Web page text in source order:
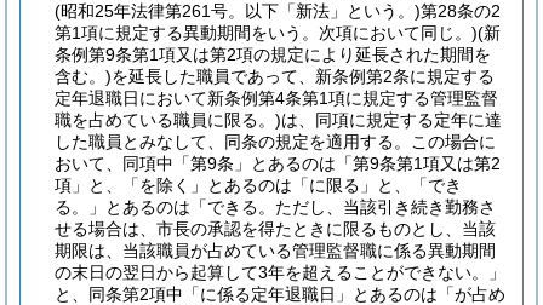
(昭和25年法律第261号。以下「新法」という。)第28条の2
第1項に規定する異動期間をいう。次項において同じ。)(新
条例第9条第1項又は第2項の規定により延長された期間を
含む。)を延長した職員であって、新条例第2条に規定する
定年退職日において新条例第4条第1項に規定する管理監督
職を占めている職員に限る。)は、同項に規定する定年に達
した職員とみなして、同条の規定を適用する。
この場合に
おいて、同項中「第9条」とあるのは「第9条第1項又は第2
項」と、「を除く」とあるのは「に限る」と、「でき
る。」とあるのは「できる。ただし、当該引き続き勤務さ
せる場合は、市長の承認を得たときに限るものとし、当該
期限は、当該職員が占めている管理監督職に係る異動期間
の末日の翌日から起算して3年を超えることができない。」
と、同条第2項中「に係る定年退職日」とあるのは「が占め